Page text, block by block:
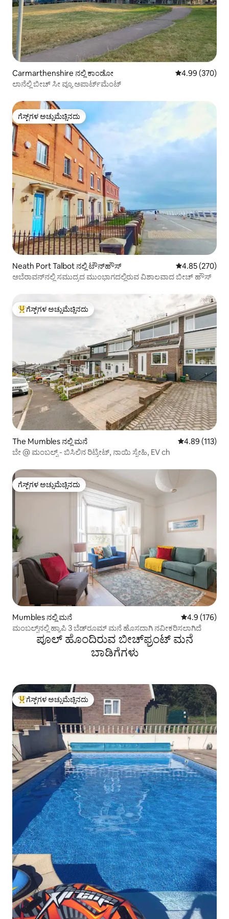
Carmarthenshire ನಲ್ಲಿ ಕಾಂಡೋ 5 ರಲ್ಲಿ 4.99
4.99 (370)
ಲಾನೆಲ್ಲಿ ಬೀಚ್ ಸೀ ವ್ಯೂ ಅಪಾರ್ಟ್‌ಮೆಂಟ್
ಗೆಸ್ಟ್‌ಗಳ ಅಚ್ಚುಮೆಚ್ಚಿನದು
ಗೆಸ್ಟ್‌ಗಳ ಅಚ್ಚುಮೆಚ್ಚಿನದು
Neath Port Talbot ನಲ್ಲಿ ಟೌನ್‌ಹೌಸ್ 5 ರಲ್ಲಿ 4.85
4.85 (270)
ಅಬೆರಾವನ್‌ನಲ್ಲಿ ಸಮುದ್ರದ ಮುಂಭಾಗದಲ್ಲಿರುವ ವಿಶಾಲವಾದ ಬೀಚ್ ಹೌಸ್
ಗೆಸ್ಟ್‌ಗಳಿಗೆ ಅತಿ ಹೆಚ್ಚು ಅಚ್ಚುಮೆಚ್ಚಿನದು
ಗೆಸ್ಟ್‌ಗಳ ಅಚ್ಚುಮೆಚ್ಚಿನದು
The Mumbles ನಲ್ಲಿ ಮನೆ 5 ರಲ್ಲಿ 4.89
4.89 (113)
ಬೇ @ ಮಂಬಲ್ಸ್ - ಬಿಸಿಲಿನ ರಿಟ್ರೀಟ್, ನಾಯಿ ಸ್ನೇಹಿ, EV ch
ಗೆಸ್ಟ್‌ಗಳ ಅಚ್ಚುಮೆಚ್ಚಿನದು
ಗೆಸ್ಟ್‌ಗಳ ಅಚ್ಚುಮೆಚ್ಚಿನದು
Mumbles ನಲ್ಲಿ ಮನೆ 5 ರಲ್ಲಿ 4.9
4.9 (176)
ಮಂಬಲ್ಸ್‌ನಲ್ಲಿ ಹ್ಯಾಪಿ 3 ಬೆಡ್‌ರೂಮ್ ಮನೆ ಹೊಸದಾಗಿ ನವೀಕರಿಸಲಾಗಿದೆ
ಪೂಲ್ ಹೊಂದಿರುವ ಬೀಚ್‌‌ಫ್ರಂಟ್ ಮನೆ
ಬಾಡಿಗೆಗಳು
ಗೆಸ್ಟ್‌ಗಳಿಗೆ ಅತಿ ಹೆಚ್ಚು ಅಚ್ಚುಮೆಚ್ಚಿನದು
ಗೆಸ್ಟ್‌ಗಳ ಅಚ್ಚುಮೆಚ್ಚಿನದು